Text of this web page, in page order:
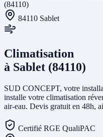
(84110)
84110 Sablet
Climatisation
à Sablet (84110)
SUD CONCEPT, votre
installe votre climatisation
air-eau. Devis gratuit en 48h,
Certifié RGE QualiPAC